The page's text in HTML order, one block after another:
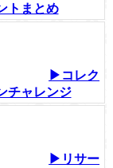
トまとめ
▶コレク
チャレンジ
▶リサー